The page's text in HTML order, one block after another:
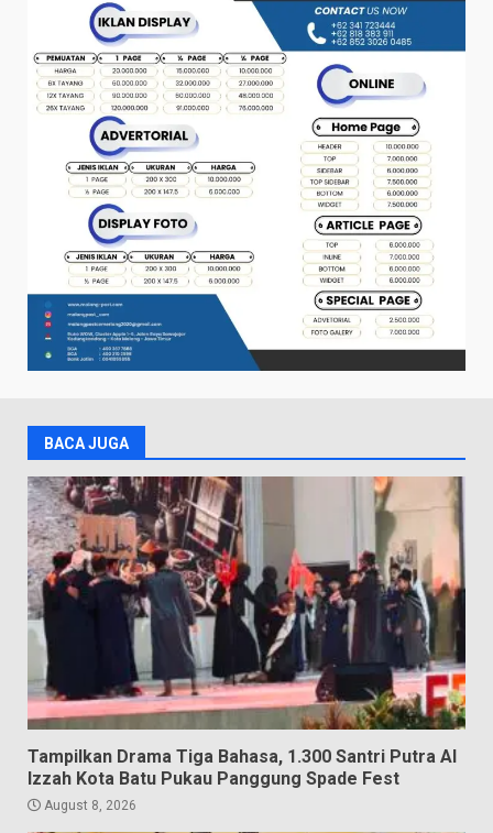
BACA JUGA
Tampilkan Drama Tiga Bahasa, 1.300 Santri Putra Al
Izzah Kota Batu Pukau Panggung Spade Fest
August 8, 2026